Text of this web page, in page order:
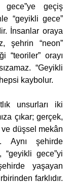
geçiş
“geyikli gece”
İnsanlar oraya
şehrin “neon”
“teoriler” orayı
“Geyikli
kaybolur.
unsurları iki
çıkar; gerçek,
düşsel mekân
Aynı şehirde
“geyikli gece”yi
yaşayan
farklıdır.